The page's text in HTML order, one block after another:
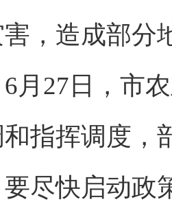
，造成部分
27日，市农
指挥调度，
尽快启动政